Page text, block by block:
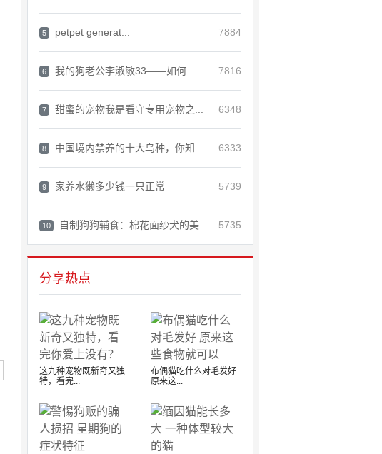
5 petpet generat... 7884
6 我的狗老公李淑敏33——如何... 7816
7 甜蜜的宠物我是看守专用宠物之... 6348
8 中国境内禁养的十大鸟种，你知... 6333
9 家养水獭多少钱一只正常 5739
10 自制狗狗辅食：棉花面纱犬的美... 5735
分享热点
这九种宠物既新奇又独
特，看完...
布偶猫吃什么对毛发好
原来这...